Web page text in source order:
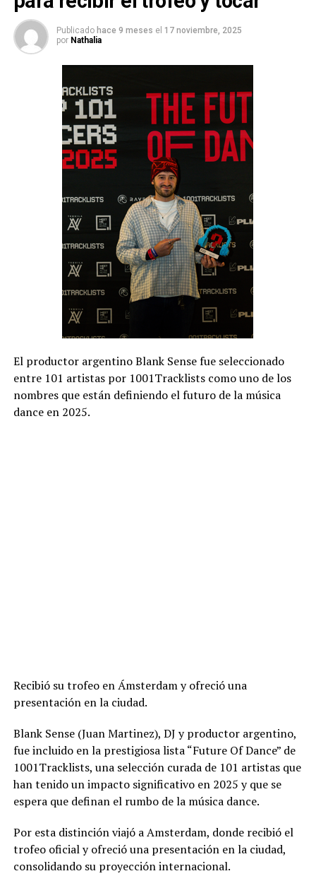
Publicado hace 9 meses el 17 noviembre, 2025
por Nathalia
El productor argentino Blank Sense fue seleccionado
entre 101 artistas por 1001Tracklists como uno de los
nombres que están definiendo el futuro de la música
dance en 2025.
Recibió su trofeo en Ámsterdam y ofreció una
presentación en la ciudad.
Blank Sense (Juan Martinez), DJ y productor argentino,
fue incluido en la prestigiosa lista “Future Of Dance” de
1001Tracklists, una selección curada de 101 artistas que
han tenido un impacto significativo en 2025 y que se
espera que definan el rumbo de la música dance.
Por esta distinción viajó a Amsterdam, donde recibió el
trofeo oficial y ofreció una presentación en la ciudad,
consolidando su proyección internacional.